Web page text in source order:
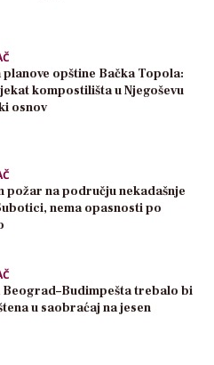
opštine Bačka Topola:
kompostilišta u Njegoševu
osnov
požar na području nekadašnje
nema opasnosti po
trebalo bi
u saobraćaj na jesen